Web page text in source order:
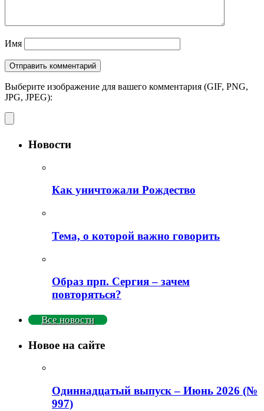
Имя
Выберите изображение для вашего комментария (GIF, PNG,
JPG, JPEG):
Новости
Как уничтожали Рождество
Тема, о которой важно говорить
Образ прп. Сергия – зачем
повторяться?
Все новости
Новое на сайте
Одиннадцатый выпуск – Июнь 2026 (№
997)